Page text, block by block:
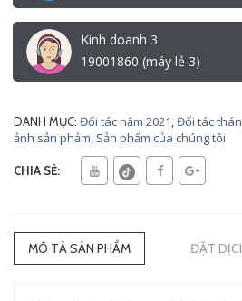
Kinh doanh 3
19001860 (máy lẻ 3)
DANH MỤC: Đối tác năm 2021,Đối tác
ảnh sản phảm, Sản phẩm của chúng tôi
CHIA SẺ:
MÔ TẢ SẢN PHẨM ĐẶT